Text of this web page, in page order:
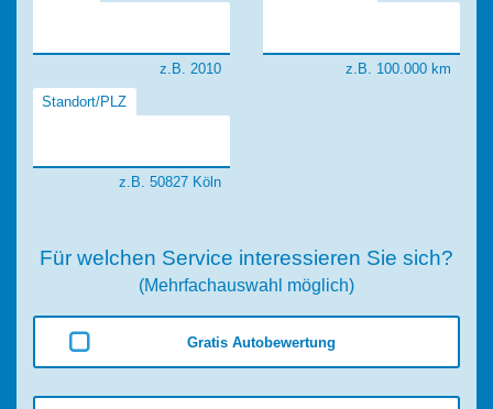
z.B. 2010
z.B. 100.000 km
Standort/PLZ
z.B. 50827 Köln
Für welchen Service interessieren Sie sich?
(Mehrfachauswahl möglich)
Gratis Autobewertung